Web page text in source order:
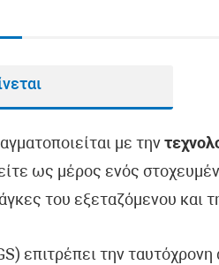
με την
ως μέρος ενός
του εξεταζόμενου και
επιτρέπει την